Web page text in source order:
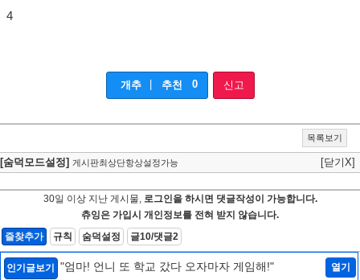
4
개추 | 추천 0 신고
목록보기
[숨덕모드설정] 게시판최상단항상설정가능 [닫기X]
30일 이상 지난 게시물,
로그인을 하시면 댓글작성이 가능합니다.
츄잉은 가입시 개인정보를 전혀 받지 않습니다.
즐찾추가
규칙 숨덕설정 글10/댓글2
인기글보기 "엄마! 언니 또 학교 갔다 오자마자 게임해!" 열기